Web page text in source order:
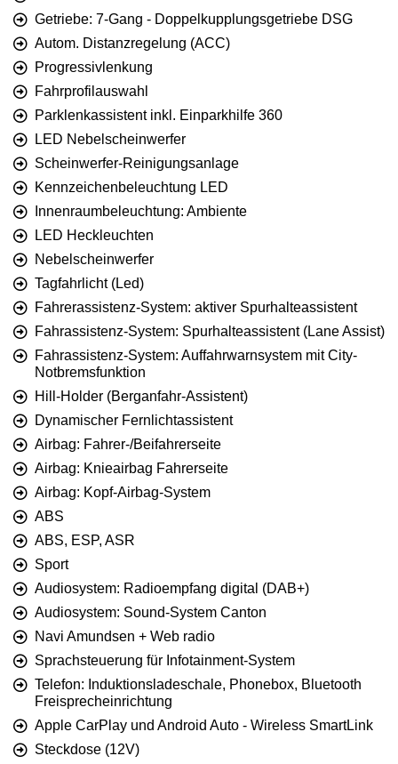
Getriebe: 7-Gang - Doppelkupplungsgetriebe DSG
Autom. Distanzregelung (ACC)
Progressivlenkung
Fahrprofilauswahl
Parklenkassistent inkl. Einparkhilfe 360
LED Nebelscheinwerfer
Scheinwerfer-Reinigungsanlage
Kennzeichenbeleuchtung LED
Innenraumbeleuchtung: Ambiente
LED Heckleuchten
Nebelscheinwerfer
Tagfahrlicht (Led)
Fahrerassistenz-System: aktiver Spurhalteassistent
Fahrassistenz-System: Spurhalteassistent (Lane Assist)
Fahrassistenz-System: Auffahrwarnsystem mit City-
Notbremsfunktion
Hill-Holder (Berganfahr-Assistent)
Dynamischer Fernlichtassistent
Airbag: Fahrer-/Beifahrerseite
Airbag: Knieairbag Fahrerseite
Airbag: Kopf-Airbag-System
ABS
ABS, ESP, ASR
Sport
Audiosystem: Radioempfang digital (DAB+)
Audiosystem: Sound-System Canton
Navi Amundsen + Web radio
Sprachsteuerung für Infotainment-System
Telefon: Induktionsladeschale, Phonebox, Bluetooth
Freisprecheinrichtung
Apple CarPlay und Android Auto - Wireless SmartLink
Steckdose (12V)